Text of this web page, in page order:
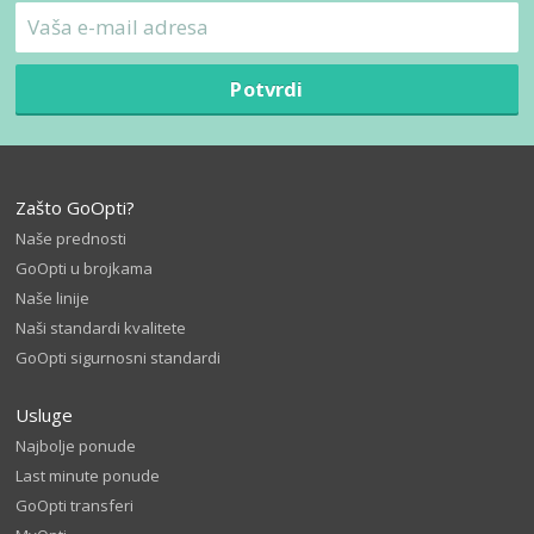
Potvrdi
Zašto GoOpti?
Naše prednosti
GoOpti u brojkama
Naše linije
Naši standardi kvalitete
GoOpti sigurnosni standardi
Usluge
Najbolje ponude
Last minute ponude
GoOpti transferi